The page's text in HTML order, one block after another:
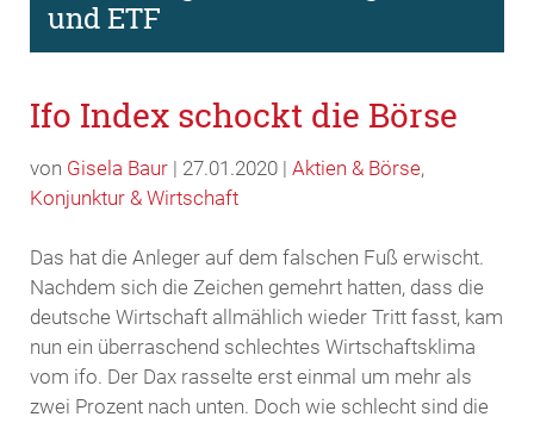
und ETF
Ifo Index schockt die Börse
von Gisela Baur| 27.01.2020 | Aktien & Börse,
Konjunktur & Wirtschaft
Das hat die Anleger auf dem falschen Fuß erwischt.
Nachdem sich die Zeichen gemehrt hatten, dass die
deutsche Wirtschaft allmählich wieder Tritt fasst, kam
nun ein überraschend schlechtes Wirtschaftsklima
vom ifo. Der Dax rasselte erst einmal um mehr als
zwei Prozent nach unten. Doch wie schlecht sind die